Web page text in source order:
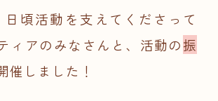
日頃活動を支えてくださって
ィアのみなさんと、活動の振
催しました！